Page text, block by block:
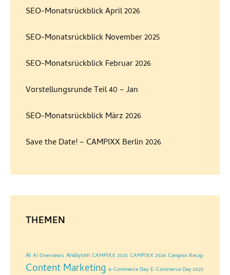
SEO-Monatsrückblick April 2026
SEO-Monatsrückblick November 2025
SEO-Monatsrückblick Februar 2026
Vorstellungsrunde Teil 40 – Jan
SEO-Monatsrückblick März 2026
Save the Date! – CAMPIXX Berlin 2026
THEMEN
AI AI Overviews Analysen CAMPIXX 2025 CAMPIXX 2026 Campixx Recap
Content Marketing e-Commerce Day E-Commerce Day 2025